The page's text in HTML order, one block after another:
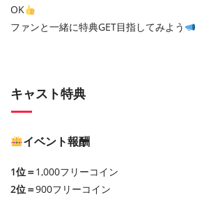
OK
ファンと一緒に特典GET目指してみよう
キャスト特典
イベント報酬
1位＝1,000フリーコイン
2位＝900フリーコイン